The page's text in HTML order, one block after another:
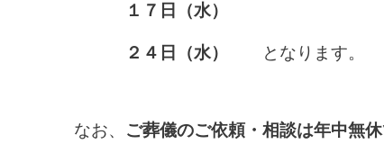
１７日（水）
２４日（水） となります。
なお、 ご葬儀のご依頼・相談は年中無